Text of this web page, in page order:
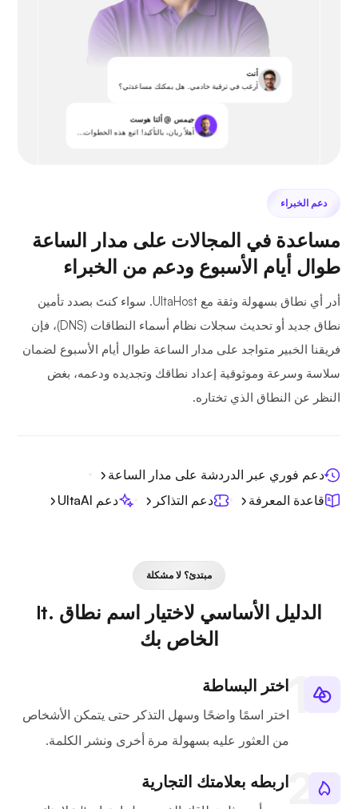
أنت
أرغب في ترقية خادمي. هل يمكنك مساعدتي؟
جيمس @ ألتا هوست
أهلاً ريان، بالتأكيد! اتبع هذه الخطوات...
دعم الخبراء
مساعدة في المجالات على مدار الساعة
طوال أيام الأسبوع ودعم من الخبراء
أدر أي نطاق بسهولة وثقة مع UltaHost. سواء كنتَ بصدد تأمين
نطاق جديد أو تحديث سجلات نظام أسماء النطاقات (DNS)، فإن
فريقنا الخبير متواجد على مدار الساعة طوال أيام الأسبوع لضمان
سلاسة وسرعة وموثوقية إعداد نطاقك وتجديده ودعمه، بغض
النظر عن النطاق الذي تختاره.
دعم فوري عبر الدردشة على مدار الساعة
قاعدة المعرفة
دعم التذاكر دعم UltaAI
مبتدئ؟ لا مشكلة
الدليل الأساسي لاختيار اسم نطاق .lt
الخاص بك
اختر البساطة
اختر اسمًا واضحًا وسهل التذكر حتى يتمكن الأشخاص
من العثور عليه بسهولة مرة أخرى ونشر الكلمة.
اربطه بعلامتك التجارية